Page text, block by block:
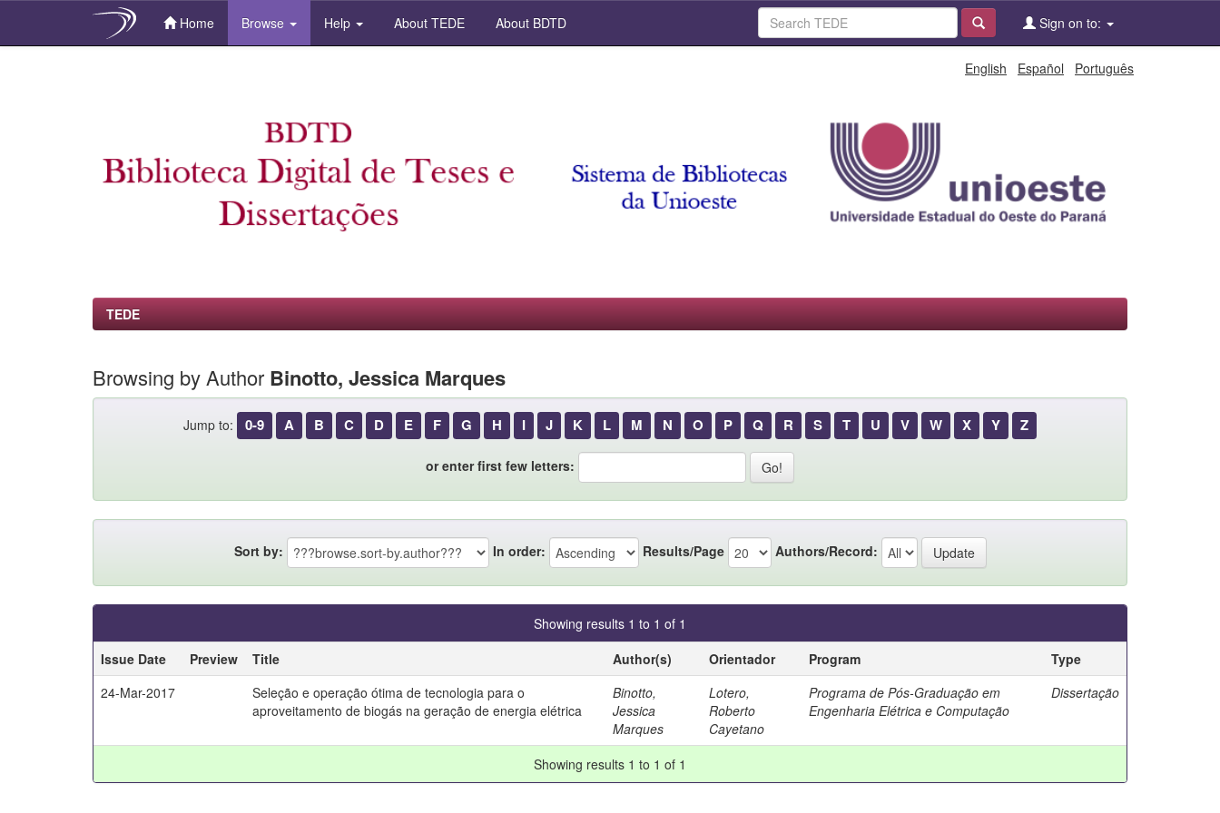
Home Browse Help About TEDE About BDTD Sign on to:
English Español Português
TEDE
Browsing by Author Binotto, Jessica Marques
Jump to: 0-9 A B C D E F G H I J K L M N O P Q R S T U V W X Y Z
or enter first few letters:
Sort by: In order: Results/Page Authors/Record:
Showing results 1 to 1 of 1
Issue Date
Preview Title Author(s) Orientador Program
Type
24-Mar-2017
Seleção e operação ótima de tecnologia para o
aproveitamento de biogás na geração de energia elétrica
Binotto,
Jessica
Marques
Lotero,
Roberto
Cayetano
Programa de Pós-Graduação em
Engenharia Elétrica e Computação
Dissertação
Showing results 1 to 1 of 1